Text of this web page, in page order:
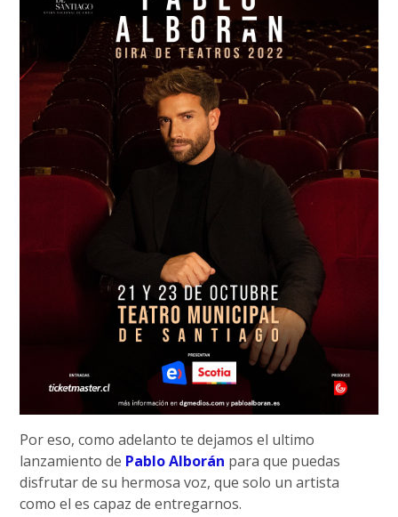
Por eso, como adelanto te dejamos el ultimo
lanzamiento de Pablo Alborán para que puedas
disfrutar de su hermosa voz, que solo un artista
como el es capaz de entregarnos.